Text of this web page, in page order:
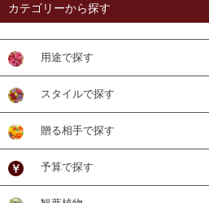
カテゴリーから探す
用途で探す
スタイルで探す
贈る相手で探す
予算で探す